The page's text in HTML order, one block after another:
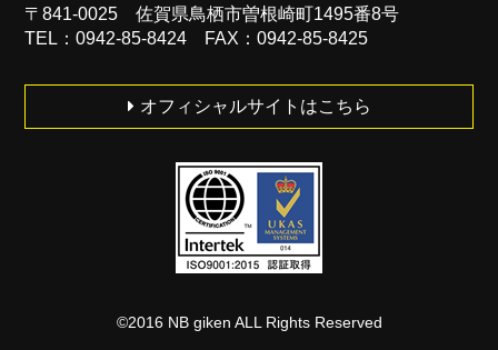
〒841-0025 佐賀県鳥栖市曽根崎町1495番8号
TEL：0942-85-8424 FAX：0942-85-8425
オフィシャルサイトはこちら
©2016 NB giken ALL Rights Reserved